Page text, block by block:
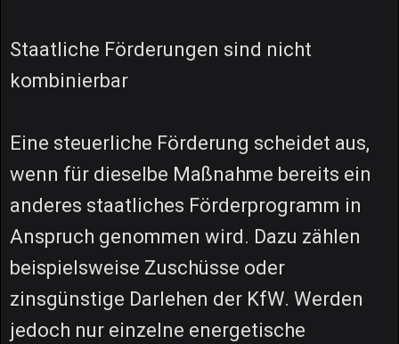
Staatliche Förderungen sind nicht
kombinierbar
Eine steuerliche Förderung scheidet aus,
wenn für dieselbe Maßnahme bereits ein
anderes staatliches Förderprogramm in
Anspruch genommen wird. Dazu zählen
beispielsweise Zuschüsse oder
zinsgünstige Darlehen der KfW. Werden
jedoch nur einzelne energetische